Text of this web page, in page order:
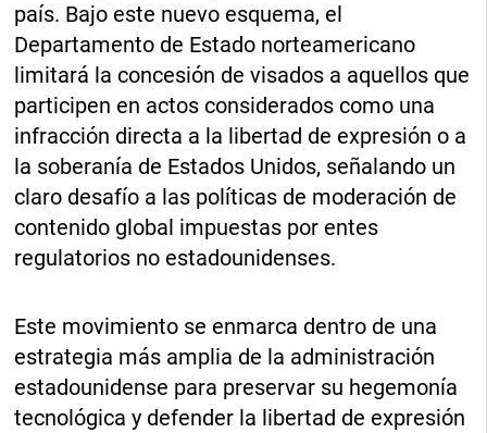
país. Bajo este nuevo esquema, el
Departamento de Estado norteamericano
limitará la concesión de visados a aquellos que
participen en actos considerados como una
infracción directa a la libertad de expresión o a
la soberanía de Estados Unidos, señalando un
claro desafío a las políticas de moderación de
contenido global impuestas por entes
regulatorios no estadounidenses.
Este movimiento se enmarca dentro de una
estrategia más amplia de la administración
estadounidense para preservar su hegemonía
tecnológica y defender la libertad de expresión